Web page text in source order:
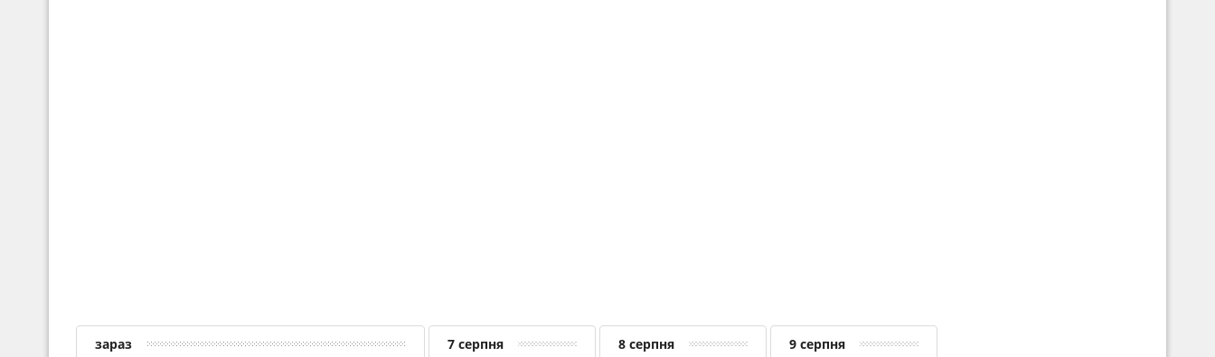
зараз 7 серпня 8 серпня 9 серпня